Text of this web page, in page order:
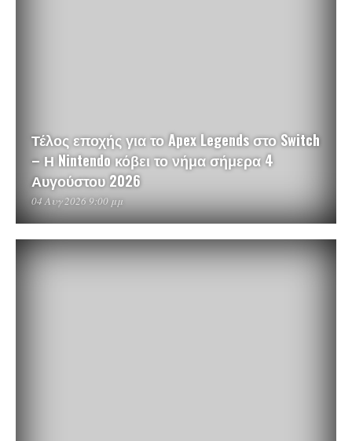
Τέλος εποχής για το Apex Legends στο Switch
– Η Nintendo κόβει το νήμα σήμερα 4
Αυγούστου 2026
04 Αυγ 2026 9:00 μμ